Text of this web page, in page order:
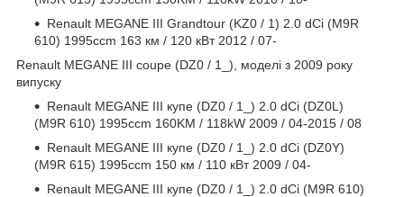
Renault MEGANE III Grandtour (KZ0 / 1) 2.0 dCi (M9R
610) 1995ccm 163 км / 120 кВт 2012 / 07-
Renault MEGANE III coupe (DZ0 / 1_), моделі з 2009 року
випуску
Renault MEGANE III купе (DZ0 / 1_) 2.0 dCi (DZ0L)
(M9R 610) 1995ccm 160KM / 118kW 2009 / 04-2015 / 08
Renault MEGANE III купе (DZ0 / 1_) 2.0 dCi (DZ0Y)
(M9R 615) 1995ccm 150 км / 110 кВт 2009 / 04-
Renault MEGANE III купе (DZ0 / 1_) 2.0 dCi (M9R 610)